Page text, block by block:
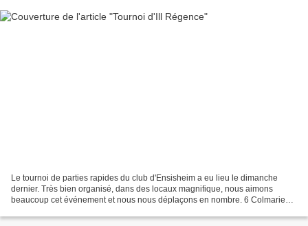
Le tournoi de parties rapides du club d'Ensisheim a eu lieu le dimanche
dernier. Très bien organisé, dans des locaux magnifique, nous aimons
beaucoup cet événement et nous nous déplaçons en nombre. 6 Colmariens